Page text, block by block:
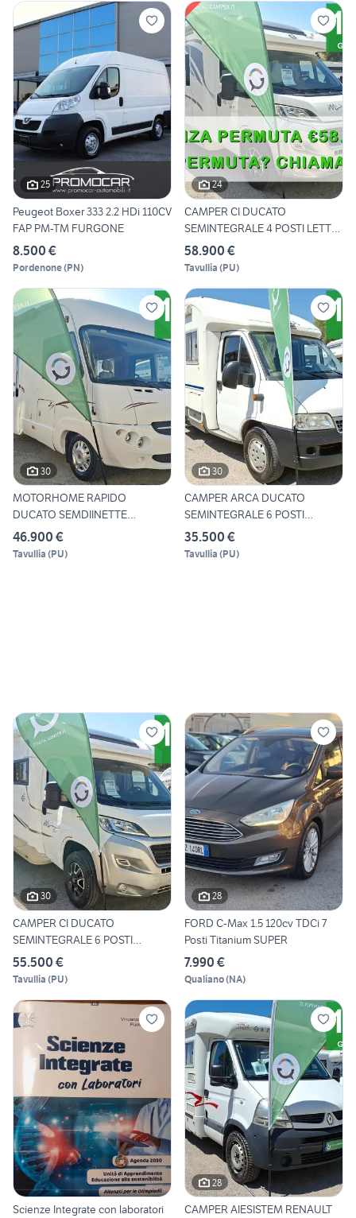
25
Peugeot Boxer 333 2.2 HDi 110CV
FAP PM-TM FURGONE
8.500 €
Pordenone(PN)
24
CAMPER CI DUCATO
SEMINTEGRALE 4 POSTI LETTO
BASCUL
58.900 €
Tavullia (PU)
30
MOTORHOME RAPIDO
DUCATO SEMDIINETTE
GARAGE LETTO M
46.900 €
Tavullia (PU)
30
CAMPER ARCA DUCATO
SEMINTEGRALE 6 POSTI
SEMIDINETT
35.500 €
Tavullia (PU)
30
CAMPER CI DUCATO
SEMINTEGRALE 6 POSTI
SEMIDINETTE
55.500 €
Tavullia (PU)
28
FORD C-Max 1.5 120cv TDCi 7
Posti Titanium SUPER
7.990 €
Qualiano(NA)
Scienze Integrate con laboratori
28
CAMPER AIESISTEM RENAULT